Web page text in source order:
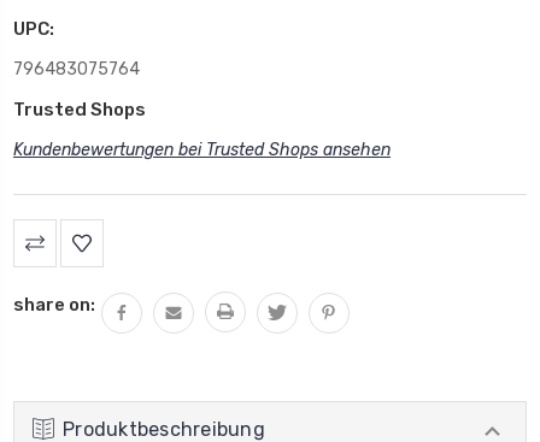
UPC:
796483075764
Trusted Shops
Kundenbewertungen bei Trusted Shops ansehen
share on:
Produktbeschreibung